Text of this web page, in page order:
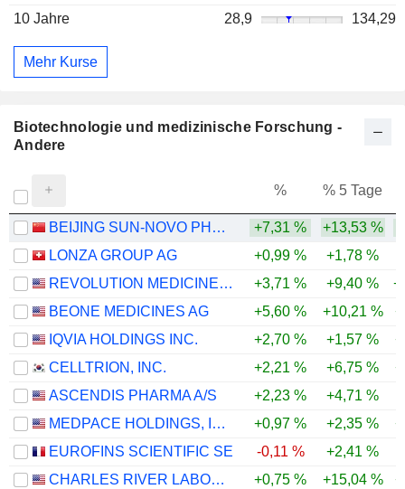
10 Jahre
28,9 134,29
Mehr Kurse
Biotechnologie und medizinische Forschung -
Andere
% % 5 Tage
BEIJING SUN-NOVO PHARMACEUTICAL RESEARCH CO., LTD. +7,31 % +13,53 %
LONZA GROUP AG
+0,99 % +1,78 %
REVOLUTION MEDICINES, INC.
+3,71 % +9,40 %
BEONE MEDICINES AG
+5,60 % +10,21 %
IQVIA HOLDINGS INC.
+2,70 % +1,57 %
CELLTRION, INC.
+2,21 % +6,75 %
ASCENDIS PHARMA A/S
+2,23 %
+4,71 %
MEDPACE HOLDINGS, INC.
+0,97 % +2,35 %
EUROFINS SCIENTIFIC SE
-0,11 % +2,41 %
CHARLES RIVER LABORATORIES INTERNATIONAL, INC.
+0,75 % +15,04 %